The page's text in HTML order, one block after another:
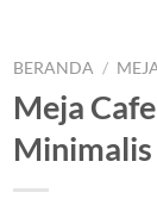
BERANDA /
Meja